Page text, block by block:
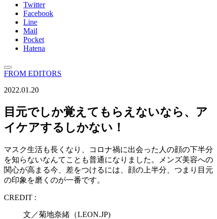
Twitter
Facebook
Line
Mail
Pocket
Hatena
FROM EDITORS
2022.01.20
目元でしか覚えてもらえないなら、ア
イケアするしかない！
マスク生活も長くなり、コロナ禍に出会った人の顔の下半分
を知らないなんてことも普通になりました。メンズ美容への
関心が高まる今、差をつけるには、顔の上半分、つまり目元
の印象を磨くのが一番です。
CREDIT :
文／菊地奈緒（LEON.JP)